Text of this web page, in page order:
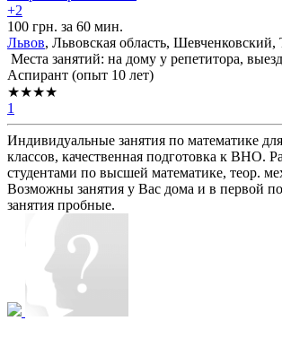
+2
100 грн. за 60 мин.
Львов, Львовская область, Шевченковский,
Места занятий: на дому у репетитора,
Аспирант (опыт 10 лет)
★★★★
1
Индивидуальные занятия по математике
классов, качественная подготовка к ВНО.
студентами по высшей математике, теор.
Возможны занятия у Вас дома и в первой
занятия пробные.